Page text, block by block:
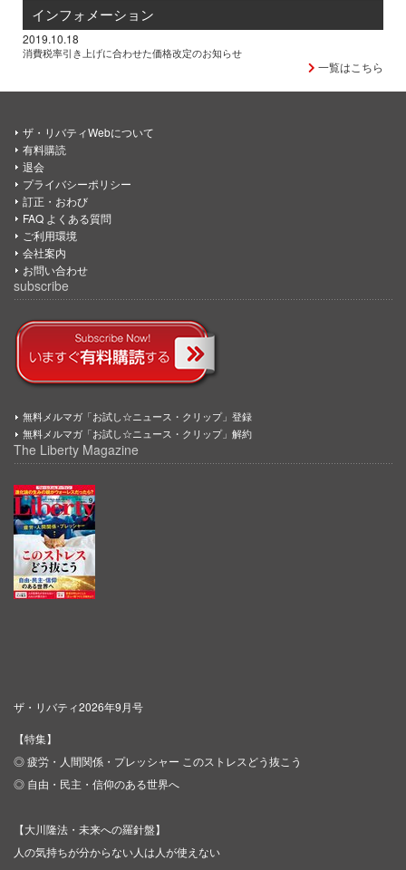
インフォメーション
2019.10.18
消費税率引き上げに合わせた価格改定のお知らせ
一覧はこちら
ザ・リバティWebについて
有料購読
退会
プライバシーポリシー
訂正・おわび
FAQ よくある質問
ご利用環境
会社案内
お問い合わせ
subscribe
無料メルマガ「お試し☆ニュース・クリップ」登録
無料メルマガ「お試し☆ニュース・クリップ」解約
The Liberty Magazine
ザ・リバティ2026年9月号
【特集】
◎ 疲労・人間関係・プレッシャー このストレスどう抜こう
◎ 自由・民主・信仰のある世界へ
【大川隆法・未来への羅針盤】
人の気持ちが分からない人は人が使えない